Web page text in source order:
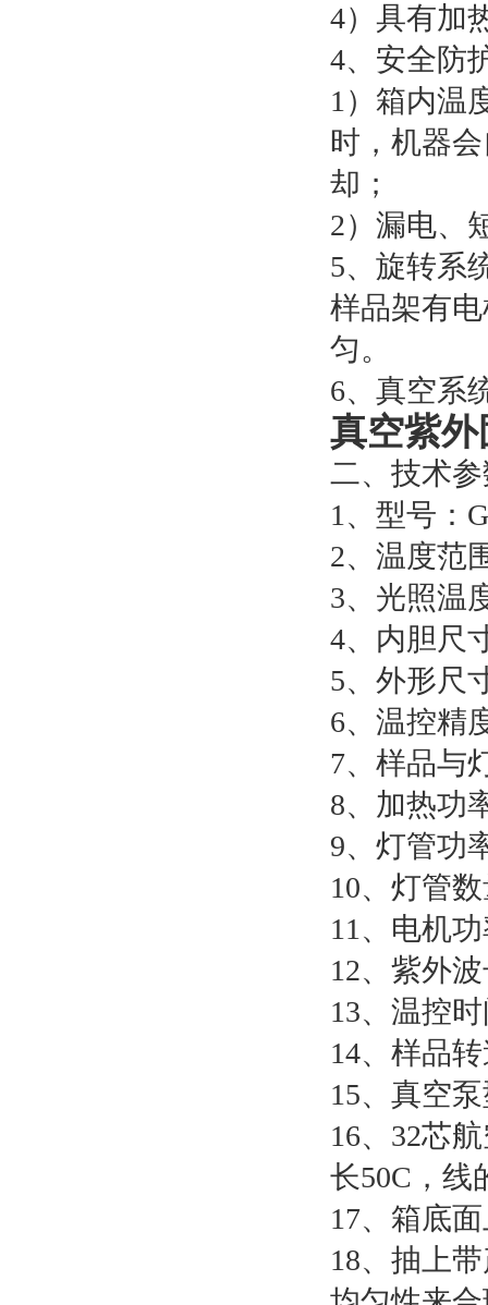
4）具有加
4、安全防
1）箱内温
时，机器
却；
2）漏电、
5、旋转系
样品架有
匀。
6、真空系
真空紫外
二、技术
1、型号：
2、温度范
3、光照温
4、内胆尺
5、外形尺
6、温控精
7、样品与
8、加热功
9、灯管功
10、灯管
11、电机
12、紫外
13、温控
14、样品
15、真空
16、32芯
长50C，线
17、箱底
18、抽上